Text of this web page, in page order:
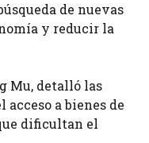
de nuevas
y reducir la
Mu, detalló las
a bienes de
dificultan el